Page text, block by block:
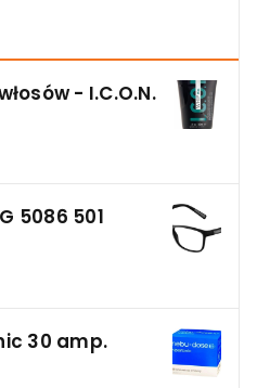
- I.C.O.N.
5086 501
30 amp.